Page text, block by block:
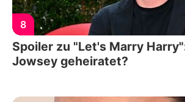
8
Spoiler zu "Let's Marry
Jowsey geheiratet?